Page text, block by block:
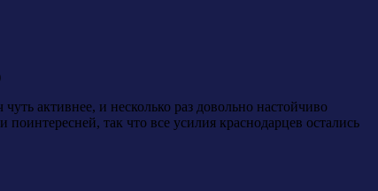
активнее, и несколько раз довольно настойчиво
так что все усилия краснодарцев остались